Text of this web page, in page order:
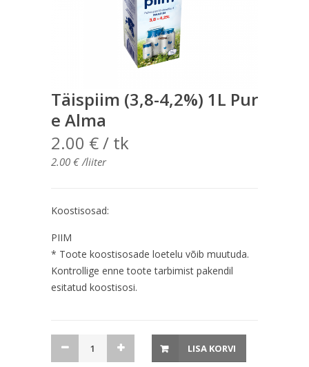
Täispiim (3,8-4,2%) 1L Pur
e Alma
2.00 €/ tk
2.00€ /liiter
Koostisosad:
PIIM
* Toote koostisosade loetelu võib muutuda.
Kontrollige enne toote tarbimist pakendil
esitatud koostisosi.
LISA KORVI